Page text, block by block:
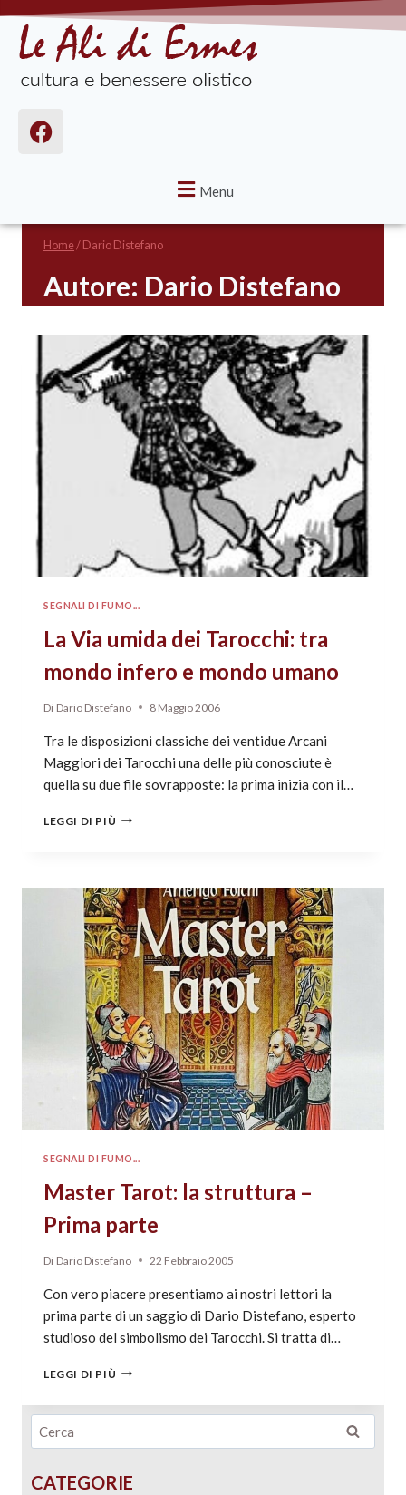
Menu
Home/Dario Distefano
Autore: Dario Distefano
SEGNALI DI FUMO...
La Via umida dei Tarocchi: tra
mondo infero e mondo umano
Di Dario Distefano 8 Maggio 2006
Tra le disposizioni classiche dei ventidue Arcani
Maggiori dei Tarocchi una delle più conosciute è
quella su due file sovrapposte: la prima inizia con il…
LEGGI DI PIÙ
SEGNALI DI FUMO...
Master Tarot: la struttura –
Prima parte
Di Dario Distefano 22 Febbraio 2005
Con vero piacere presentiamo ai nostri lettori la
prima parte di un saggio di Dario Distefano, esperto
studioso del simbolismo dei Tarocchi. Si tratta di…
LEGGI DI PIÙ
CATEGORIE